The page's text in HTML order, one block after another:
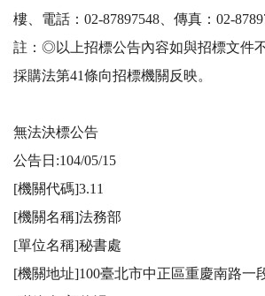
樓、電話：02-87897548、傳真：02-
註：◎以上招標公告內容如與招標文件
採購法第41條向招標機關反映。
無法決標公告
公告日:104/05/15
[機關代碼]3.11
[機關名稱]法務部
[單位名稱]秘書處
[機關地址]100臺北市中正區重慶南路一